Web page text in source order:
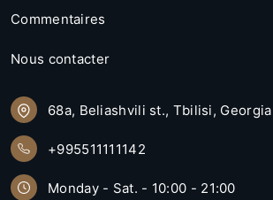
Commentaires
Nous contacter
68a, Beliashvili st., Tbilisi, Georgia
+995511111142
Monday - Sat. - 10:00 - 21:00